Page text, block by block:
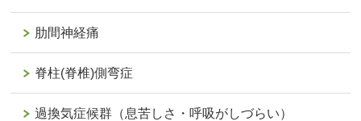
肋間神経痛
脊柱(脊椎)側弯症
過換気症候群（息苦しさ・呼吸がしづらい）